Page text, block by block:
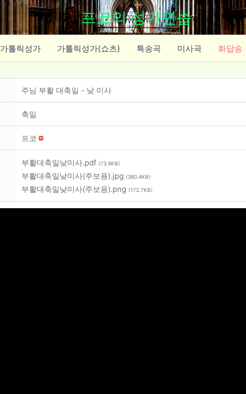
프코의 성가연습
가톨릭성가 가톨릭성가(쇼츠) 특송곡 미사곡 화답송
주님 부활 대축일 - 낮 미사
축일
프코
부활대축일낮미사.pdf (73.9KB)
부활대축일낮미사(주보용).jpg (380.4KB)
부활대축일낮미사(주보용).png (172.7KB)